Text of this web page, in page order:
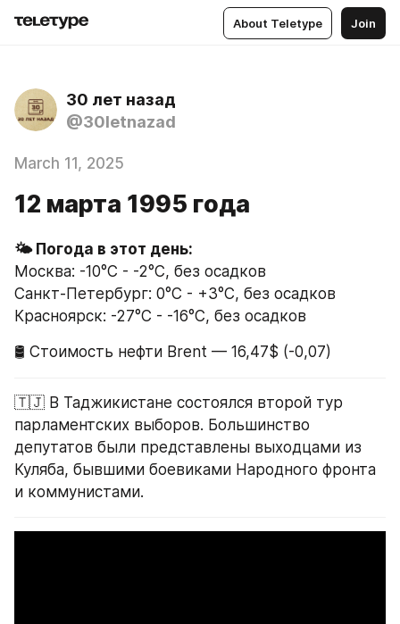
About Teletype Join
30 лет назад
@30letnazad
March 11, 2025
12 марта 1995 года
🌤 Погода в этот день:
Москва: -10°C - -2°C, без осадков
Санкт-Петербург: 0°C - +3°C, без осадков
Красноярск: -27°C - -16°C, без осадков
🛢 Стоимость нефти Brent — 16,47$ (-0,07)
🇹🇯 В Таджикистане состоялся второй тур
парламентских выборов. Большинство
депутатов были представлены выходцами из
Куляба, бывшими боевиками Народного фронта
и коммунистами.